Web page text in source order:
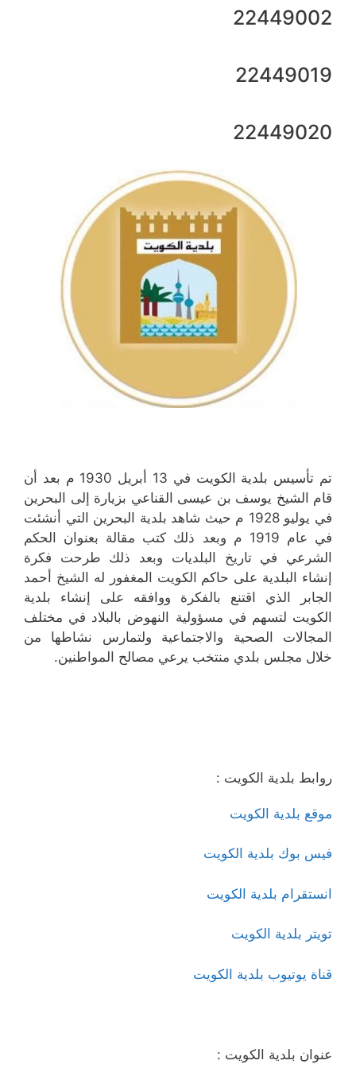
22449002
22449019
22449020
تم تأسيس بلدية الكويت في 13 أبريل 1930 م بعد أن
قام الشيخ يوسف بن عيسى القناعي بزيارة إلى البحرين
في يوليو 1928 م حيث شاهد بلدية البحرين التي أنشئت
في عام 1919 م وبعد ذلك كتب مقالة بعنوان الحكم
الشرعي في تاريخ البلديات وبعد ذلك طرحت فكرة
إنشاء البلدية على حاكم الكويت المغفور له الشيخ أحمد
الجابر الذي اقتنع بالفكرة ووافقه على إنشاء بلدية
الكويت لتسهم في مسؤولية النهوض بالبلاد في مختلف
المجالات الصحية والاجتماعية ولتمارس نشاطها من
خلال مجلس بلدي منتخب يرعي مصالح المواطنين.
روابط بلدية الكويت :
موقع بلدية الكويت
فيس بوك بلدية الكويت
انستقرام بلدية الكويت
تويتر بلدية الكويت
قناة يوتيوب بلدية الكويت
عنوان بلدية الكويت :